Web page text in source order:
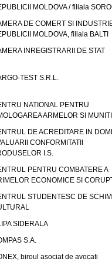
MOLDOVA / filiala
DE COMERT SI
MOLDOVA, filiala BALTI
INREGISTRARII DE STAT
TEST S.R.L.
NATIONAL PENTRU
ARMELOR SI
DE ACREDITARE IN
CONFORMITATII
I.S.
PENTRU COMBATERE A
ECONOMICE SI
STUDENTESC DE
SIDERALA
S.A.
biroul asociat de avocati